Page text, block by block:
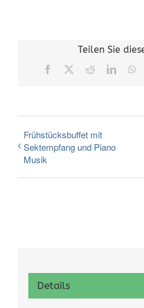
Teilen Sie
Facebook Reddit
Frühstücksbuffet mit
Sektempfang und Piano
Musik
Details